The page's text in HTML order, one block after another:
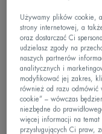
jak i bardzo
Długotrwałe
zaczerwienienia.
promieniowaniem
Innowacyjny
właściwościach
Używamy plików cookie,
strony internetowej, a
oraz dostarczać Ci
udzielasz zgody na
naszych partnerów
analitycznych i
modyfikować jej zakres,
również od razu
cookie” – wówczas
niezbędne do
więcej informacji na temat
przysługujących Ci praw,